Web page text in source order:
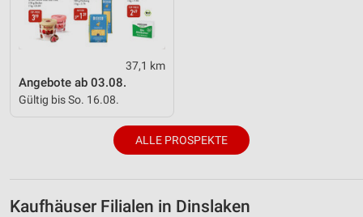
37,1 km
Angebote ab 03.08.
Gültig bis So. 16.08.
ALLE PROSPEKTE
Kaufhäuser Filialen in Dinslaken